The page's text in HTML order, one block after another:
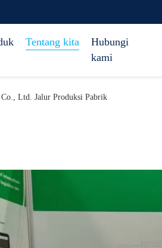
Tentang kita
Hubungi
kami
Ltd. Jalur Produksi Pabrik